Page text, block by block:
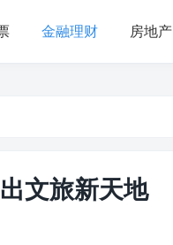
金融理财 房地产
文旅新天地